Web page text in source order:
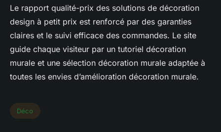
Le rapport qualité-prix des solutions de décoration
design à petit prix est renforcé par des garanties
claires et le suivi efficace des commandes. Le site
guide chaque visiteur par un tutoriel décoration
murale et une sélection décoration murale adaptée à
toutes les envies d’amélioration décoration murale.
Déco